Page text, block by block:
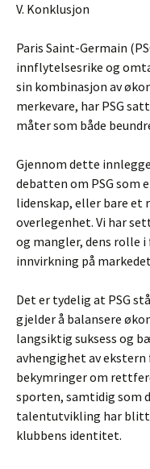
V. Konklusjon
Paris Saint-Germain
innflytelsesrike og
sin kombinasjon av
merkevare, har PSG
måter som både
Gjennom dette
debatten om PSG som
lidenskap, eller bare et
overlegenhet. Vi har
og mangler, dens rolle
innvirkning på
Det er tydelig at PSG
gjelder å balansere
langsiktig suksess og
avhengighet av
bekymringer om
sporten, samtidig som
talentutvikling har blitt
klubbens identitet.